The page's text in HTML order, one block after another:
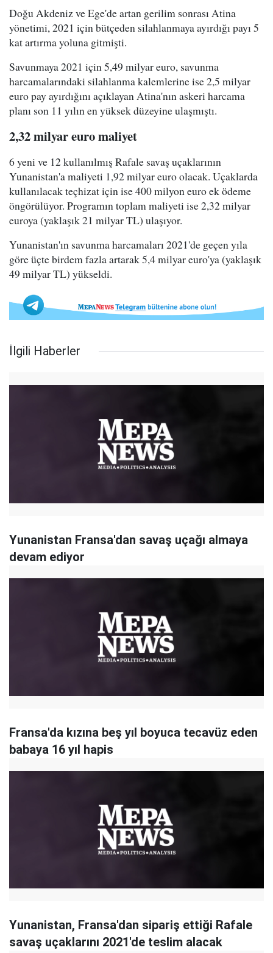
Doğu Akdeniz ve Ege'de artan gerilim sonrası Atina
yönetimi, 2021 için bütçeden silahlanmaya ayırdığı payı 5
kat artırma yoluna gitmişti.
Savunmaya 2021 için 5,49 milyar euro, savunma
harcamalarındaki silahlanma kalemlerine ise 2,5 milyar
euro pay ayırdığını açıklayan Atina'nın askeri harcama
planı son 11 yılın en yüksek düzeyine ulaşmıştı.
2,32 milyar euro maliyet
6 yeni ve 12 kullanılmış Rafale savaş uçaklarının
Yunanistan'a maliyeti 1,92 milyar euro olacak. Uçaklarda
kullanılacak teçhizat için ise 400 milyon euro ek ödeme
öngörülüyor. Programın toplam maliyeti ise 2,32 milyar
euroya (yaklaşık 21 milyar TL) ulaşıyor.
Yunanistan'ın savunma harcamaları 2021'de geçen yıla
göre üçte birdem fazla artarak 5,4 milyar euro'ya (yaklaşık
49 milyar TL) yükseldi.
İlgili Haberler
Yunanistan Fransa'dan savaş uçağı almaya
devam ediyor
Fransa'da kızına beş yıl boyuca tecavüz eden
babaya 16 yıl hapis
Yunanistan, Fransa'dan sipariş ettiği Rafale
savaş uçaklarını 2021'de teslim alacak